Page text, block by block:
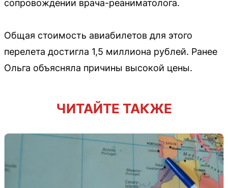
сопровождении врача-реаниматолога.
Общая стоимость авиабилетов для этого
перелета достигла 1,5 миллиона рублей. Ранее
Ольга объясняла причины высокой цены.
ЧИТАЙТЕ ТАКЖЕ